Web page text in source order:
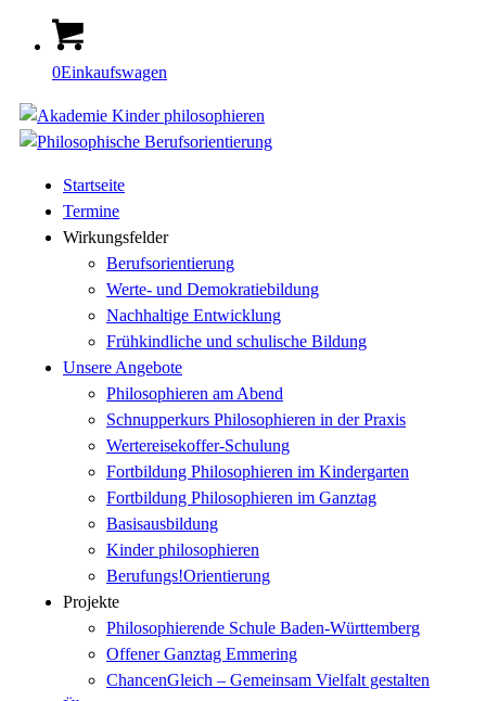
0Einkaufswagen
Startseite
Termine
Wirkungsfelder
Berufsorientierung
Werte- und Demokratiebildung
Nachhaltige Entwicklung
Frühkindliche und schulische Bildung
Unsere Angebote
Philosophieren am Abend
Schnupperkurs Philosophieren in der Praxis
Wertereisekoffer-Schulung
Fortbildung Philosophieren im Kindergarten
Fortbildung Philosophieren im Ganztag
Basisausbildung
Kinder philosophieren
Berufungs!Orientierung
Projekte
Philosophierende Schule Baden-Württemberg
Offener Ganztag Emmering
ChancenGleich – Gemeinsam Vielfalt gestalten